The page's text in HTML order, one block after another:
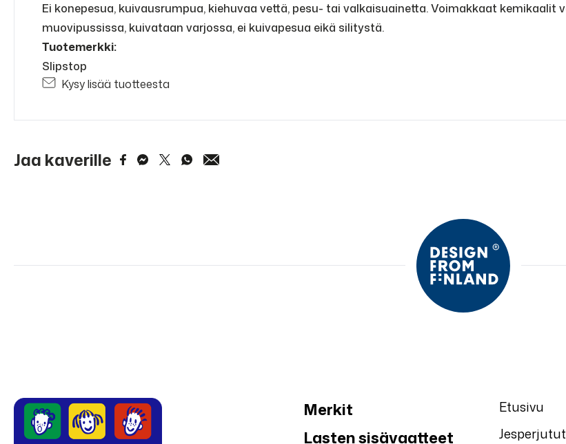
Ei konepesua, kuivausrumpua, kiehuvaa vettä, pesu- tai valkaisuainetta. Voimakkaat
muovipussissa, kuivataan varjossa, ei kuivapesua eikä silitystä.
Tuotemerkki:
Slipstop
Kysy lisää tuotteesta
Jaa kaverille
Merkit
Lasten sisävaatteet
Etusivu
Jesperjutut